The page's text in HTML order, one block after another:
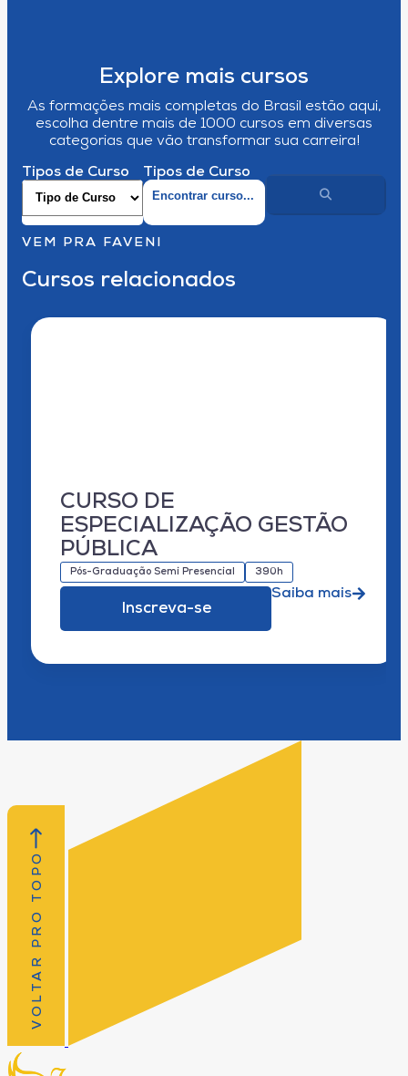
Explore mais cursos
As formações mais completas do Brasil estão aqui,
escolha dentre mais de 1000 cursos em diversas
categorias que vão transformar sua carreira!
Tipos de Curso Tipos de Curso
VEM PRA FAVENI
Cursos relacionados
CURSO DE
ESPECIALIZAÇÃO GESTÃO
PÚBLICA
Pós-Graduação Semi Presencial 390h
Inscreva-se
Saiba mais
VOLTAR PRO TOPO